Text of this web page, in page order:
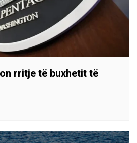
rritje të buxhetit të